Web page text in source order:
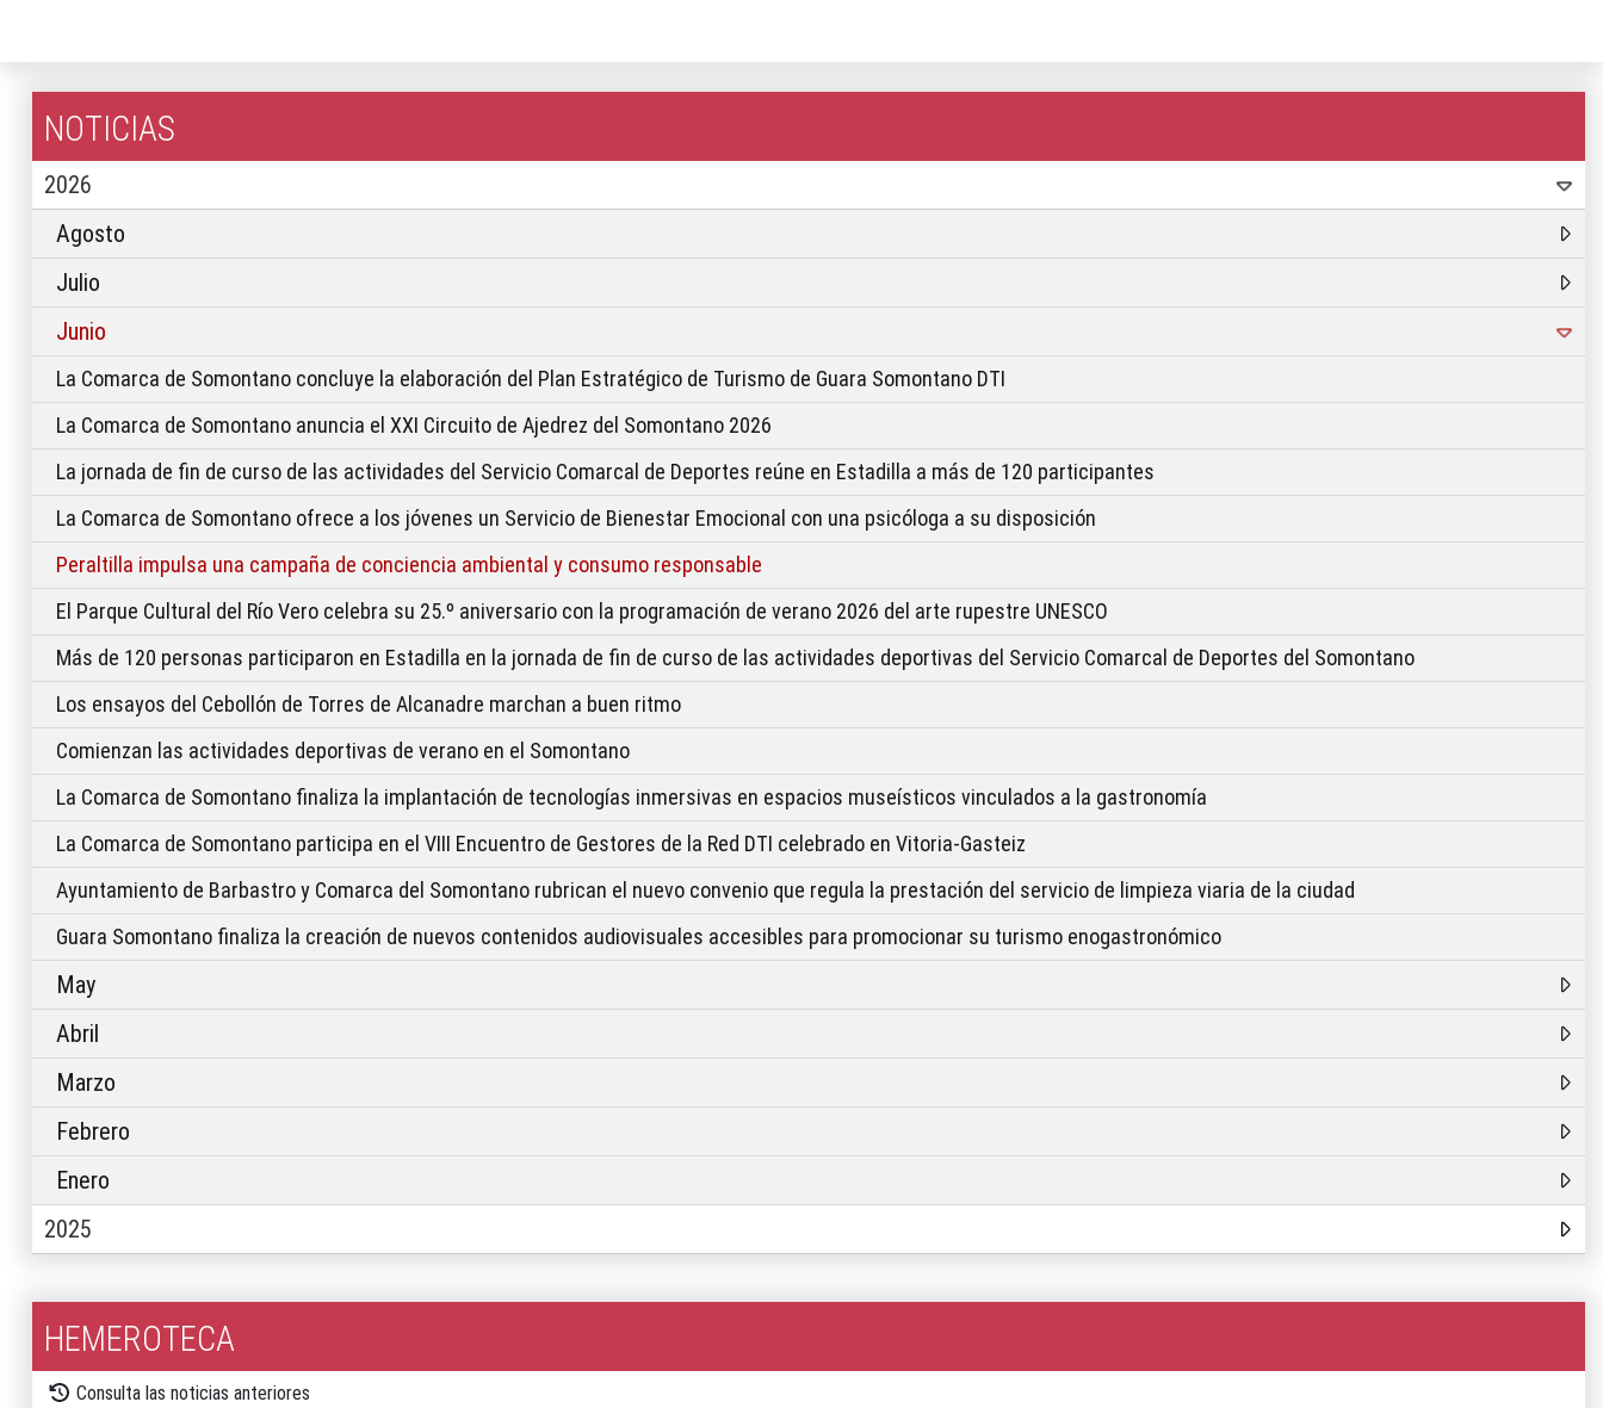
NOTICIAS
2026
Agosto
Julio
Junio
La Comarca de Somontano concluye la elaboración del Plan Estratégico de Turismo de Guara Somontano DTI
La Comarca de Somontano anuncia el XXI Circuito de Ajedrez del Somontano 2026
La jornada de fin de curso de las actividades del Servicio Comarcal de Deportes reúne en Estadilla a más de 120 participantes
La Comarca de Somontano ofrece a los jóvenes un Servicio de Bienestar Emocional con una psicóloga a su disposición
Peraltilla impulsa una campaña de conciencia ambiental y consumo responsable
El Parque Cultural del Río Vero celebra su 25.º aniversario con la programación de verano 2026 del arte rupestre UNESCO
Más de 120 personas participaron en Estadilla en la jornada de fin de curso de las actividades deportivas del Servicio Comarcal de Deportes del Somontano
Los ensayos del Cebollón de Torres de Alcanadre marchan a buen ritmo
Comienzan las actividades deportivas de verano en el Somontano
La Comarca de Somontano finaliza la implantación de tecnologías inmersivas en espacios museísticos vinculados a la gastronomía
La Comarca de Somontano participa en el VIII Encuentro de Gestores de la Red DTI celebrado en Vitoria-Gasteiz
Ayuntamiento de Barbastro y Comarca del Somontano rubrican el nuevo convenio que regula la prestación del servicio de limpieza viaria de la ciudad
Guara Somontano finaliza la creación de nuevos contenidos audiovisuales accesibles para promocionar su turismo enogastronómico
May
Abril
Marzo
Febrero
Enero
2025
HEMEROTECA
Consulta las noticias anteriores